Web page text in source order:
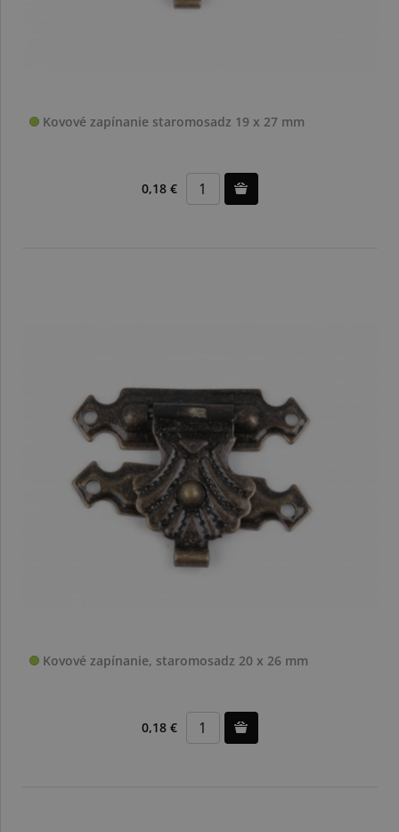
Kovové zapínanie staromosadz 19 x 27 mm
0,18 €
Kovové zapínanie, staromosadz 20 x 26 mm
0,18 €